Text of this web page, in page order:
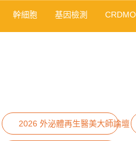
幹細胞 基因檢測
2026 外泌體再生醫美大師論壇